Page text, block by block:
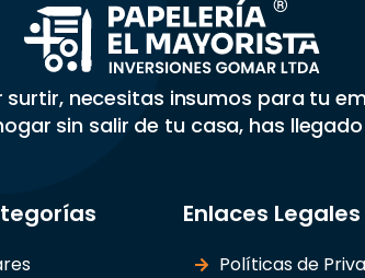
surtir, necesitas insumos para tu
sin salir de tu casa, has
Enlaces Legales
Políticas de